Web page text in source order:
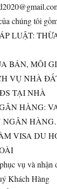
chúng tôi
LUẬT:
BÁN, MÔI
VỤ NHÀ
TẠI NHÀ
HÀNG:
NGÂN
VISA DU
vụ và nhận
Khách Hàng